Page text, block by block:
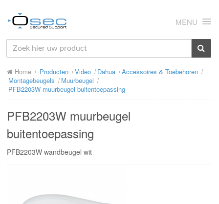
MENU
HOME
OVER ONS
PRODUCTEN
SUPPORT
RMA
CONTACT
Home Producten Video Dahua
Accessoires & Toebehoren
Montagebeugels
Muurbeugel
PFB2203W muurbeugel buitentoepassing
PFB2203W muurbeugel
buitentoepassing
PFB2203W wandbeugel wit